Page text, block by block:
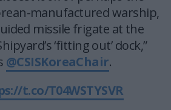
manufactured warship,
missile frigate at the
‘fitting out’ dock,”
@CSISKoreaChair.
t.co/T04WSTYSVR